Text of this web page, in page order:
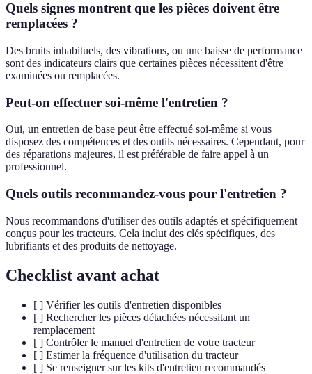
Quels signes montrent que les pièces doivent être
remplacées ?
Des bruits inhabituels, des vibrations, ou une baisse de performance
sont des indicateurs clairs que certaines pièces nécessitent d'être
examinées ou remplacées.
Peut-on effectuer soi-même l'entretien ?
Oui, un entretien de base peut être effectué soi-même si vous
disposez des compétences et des outils nécessaires. Cependant, pour
des réparations majeures, il est préférable de faire appel à un
professionnel.
Quels outils recommandez-vous pour l'entretien ?
Nous recommandons d'utiliser des outils adaptés et spécifiquement
conçus pour les tracteurs. Cela inclut des clés spécifiques, des
lubrifiants et des produits de nettoyage.
Checklist avant achat
[ ] Vérifier les outils d'entretien disponibles
[ ] Rechercher les pièces détachées nécessitant un
remplacement
[ ] Contrôler le manuel d'entretien de votre tracteur
[ ] Estimer la fréquence d'utilisation du tracteur
[ ] Se renseigner sur les kits d'entretien recommandés